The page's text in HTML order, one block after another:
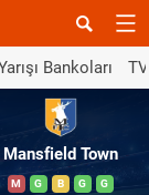
Bankoları
Mansfield Town
M G B G G